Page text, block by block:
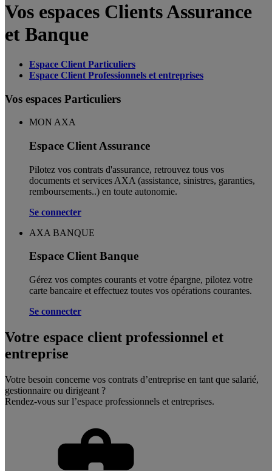
Vos espaces Clients Assurance
et Banque
Espace Client Particuliers
Espace Client Professionnels et entreprises
Vos espaces Particuliers
MON AXA
Espace Client Assurance
Pilotez vos contrats d'assurance, retrouvez tous vos
documents et services AXA (assistance, sinistres, garanties,
remboursements..) en toute autonomie. ​
Se connecter
AXA BANQUE
Espace Client Banque
Gérez vos comptes courants et votre épargne, pilotez votre
carte bancaire et effectuez toutes vos opérations courantes.
Se connecter
Votre espace client professionnel et
entreprise
Votre besoin concerne vos contrats d’entreprise en tant que salarié,
gestionnaire ou dirigeant ?
Rendez-vous sur l’espace professionnels et entreprises.